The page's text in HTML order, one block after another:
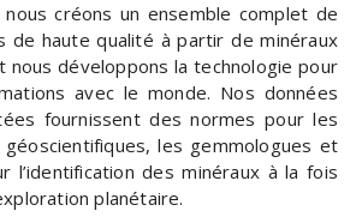
créons un ensemble complet de
de haute qualité à partir de minéraux
nous développons la technologie pour
avec le monde. Nos données
fournissent des normes pour les
les gemmologues et
l’identification des minéraux à la fois
planétaire.